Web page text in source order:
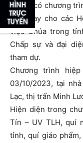
Giang có chương
cầu thay cho các
việc Chúa trong
Chấp sự và đại
tham dự.
Chương trình
03/10/2023, tại
Lạc, thị trấn Minh
Hiện diện trong
Tín – UV TLH, quí
tỉnh, quí giáo